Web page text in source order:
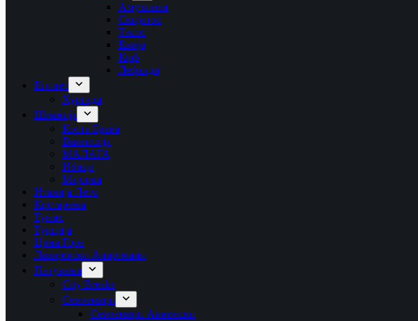
Амулиани
Скијатос
Тасос
Евија
Крф
Лефкада
Египет
Хургада
Шпанија
Коста Брава
Валенсија
МАЛАГА
Ибица
Мајорка
Италија Лето
Крстарења
Тунис
Турција
Црна Гора
Лазаревски Апартмани
Патувања
City Breaks
Септември
Септември Авионски